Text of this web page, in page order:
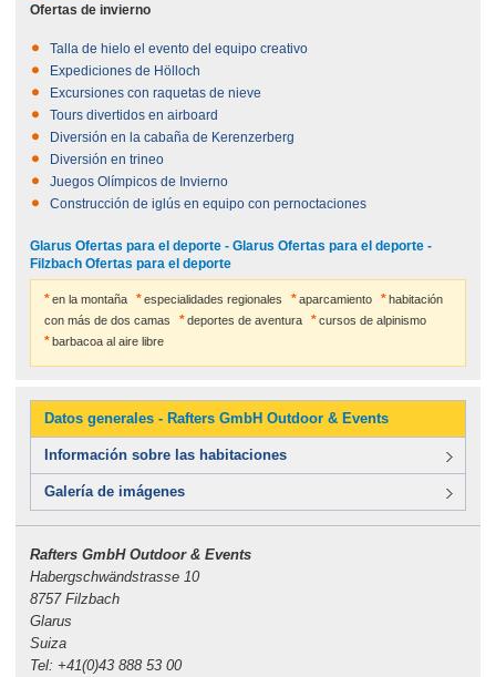
Ofertas de invierno
Talla de hielo el evento del equipo creativo
Expediciones de Hölloch
Excursiones con raquetas de nieve
Tours divertidos en airboard
Diversión en la cabaña de Kerenzerberg
Diversión en trineo
Juegos Olímpicos de Invierno
Construcción de iglús en equipo con pernoctaciones
Glarus Ofertas para el deporte - Glarus Ofertas para el deporte -
Filzbach Ofertas para el deporte
en la montaña especialidades regionales aparcamiento
habitación
con más de dos camas
deportes de aventura
cursos de alpinismo
barbacoa al aire libre
Datos generales - Rafters GmbH Outdoor & Events
Información sobre las habitaciones
Galería de imágenes
Rafters GmbH Outdoor & Events
Habergschwändstrasse 10
8757 Filzbach
Glarus
Suiza
Tel: +41(0)43 888 53 00